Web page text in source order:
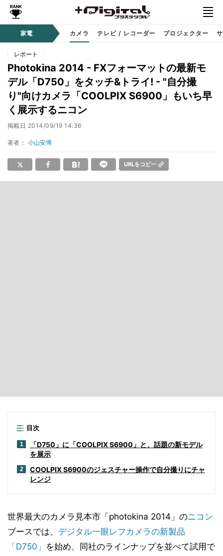
家電 カメラ テレビ / レコーダー プロジェクター
レポート
Photokina 2014 - FXフォーマットの最新モ
デル「D750」をタッチ&トライ! - "自分撮
り"向けカメラ「COOLPIX S6900」もいち早
く展示するニコン
掲載日 2014/09/19 14:36
著者： 小山安博
URLをコピー
目次
1
「D750」に「COOLPIX S6900」と、話題の新モデル
を展示
2
COOLPIX S6900のジェスチャー操作で自分撮りにチャ
レンジ
世界最大のカメラ見本市「photokina 2014」のニコン
ブースでは、 デジタル一眼レフカメラの新製品
「D750」 を始め、同社のラインナップを並べて試用で